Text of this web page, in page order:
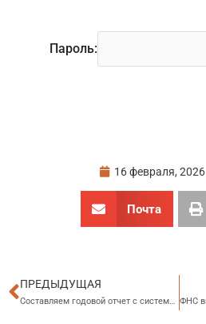
Пароль:
16 февраля, 2026
Почта
Пред
ПРЕДЫДУЩАЯ
Составляем годовой отчет с системой КонсультантПлюс